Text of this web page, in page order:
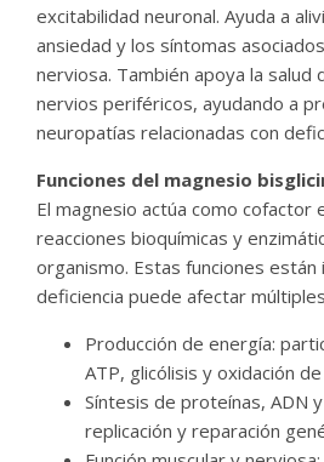
excitabilidad neuronal. Ayuda a
ansiedad y los síntomas
nerviosa. También apoya la salud
nervios periféricos, ayudando a
neuropatías relacionadas con
Funciones del magnesio
El magnesio actúa como cofactor
reacciones bioquímicas y
organismo. Estas funciones
deficiencia puede afectar
Producción de energía:
ATP, glicólisis y oxidación
Síntesis de proteínas, ADN
replicación y reparación